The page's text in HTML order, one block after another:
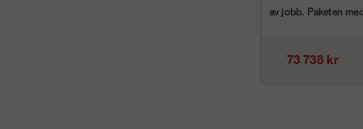
av jobb. Paketen
73 738 kr